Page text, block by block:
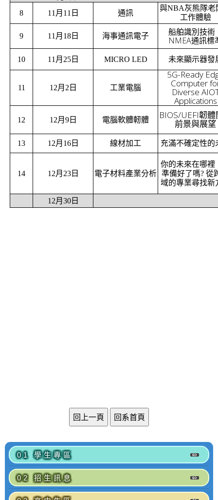
8
11月11日 通訊
與NBA灰熊隊老
工作體驗
9 11月18日 海事通訊電子
船舶識別技術
NMEA通訊標
10 11月25日 MICRO LED 未來顯示器發
11 12月2日 工業電腦
5G-Ready
Computer
Diverse
Applications
12 12月9日 電腦軟體軔體 BIOS/UEFI韌體
前景與展望
13 12月16日 線材加工 充滿不確定性的
14 12月23日 電子材料產業分析
你的未來在哪裡
準備好了嗎? 從
域的專業尋找新
12月30日
01 學生專區
02 招生訊息